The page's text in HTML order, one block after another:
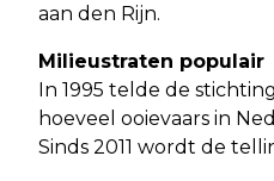
aan den Rijn.
Milieustraten populair
In 1995 telde de
hoeveel ooievaars in
Sinds 2011 wordt de